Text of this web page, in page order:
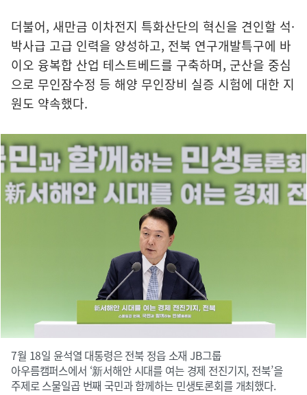
더불어, 새만금 이차전지 특화산단의 혁신을 견인할 석·
박사급 고급 인력을 양성하고, 전북 연구개발특구에 바
이오 융복합 산업 테스트베드를 구축하며, 군산을 중심
으로 무인잠수정 등 해양 무인장비 실증 시험에 대한 지
원도 약속했다.
7월 18일 윤석열 대통령은 전북 정읍 소재 JB그룹
아우름캠퍼스에서 ‘新서해안 시대를 여는 경제 전진기지, 전북’을
주제로 스물일곱 번째 국민과 함께하는 민생토론회를 개최했다.